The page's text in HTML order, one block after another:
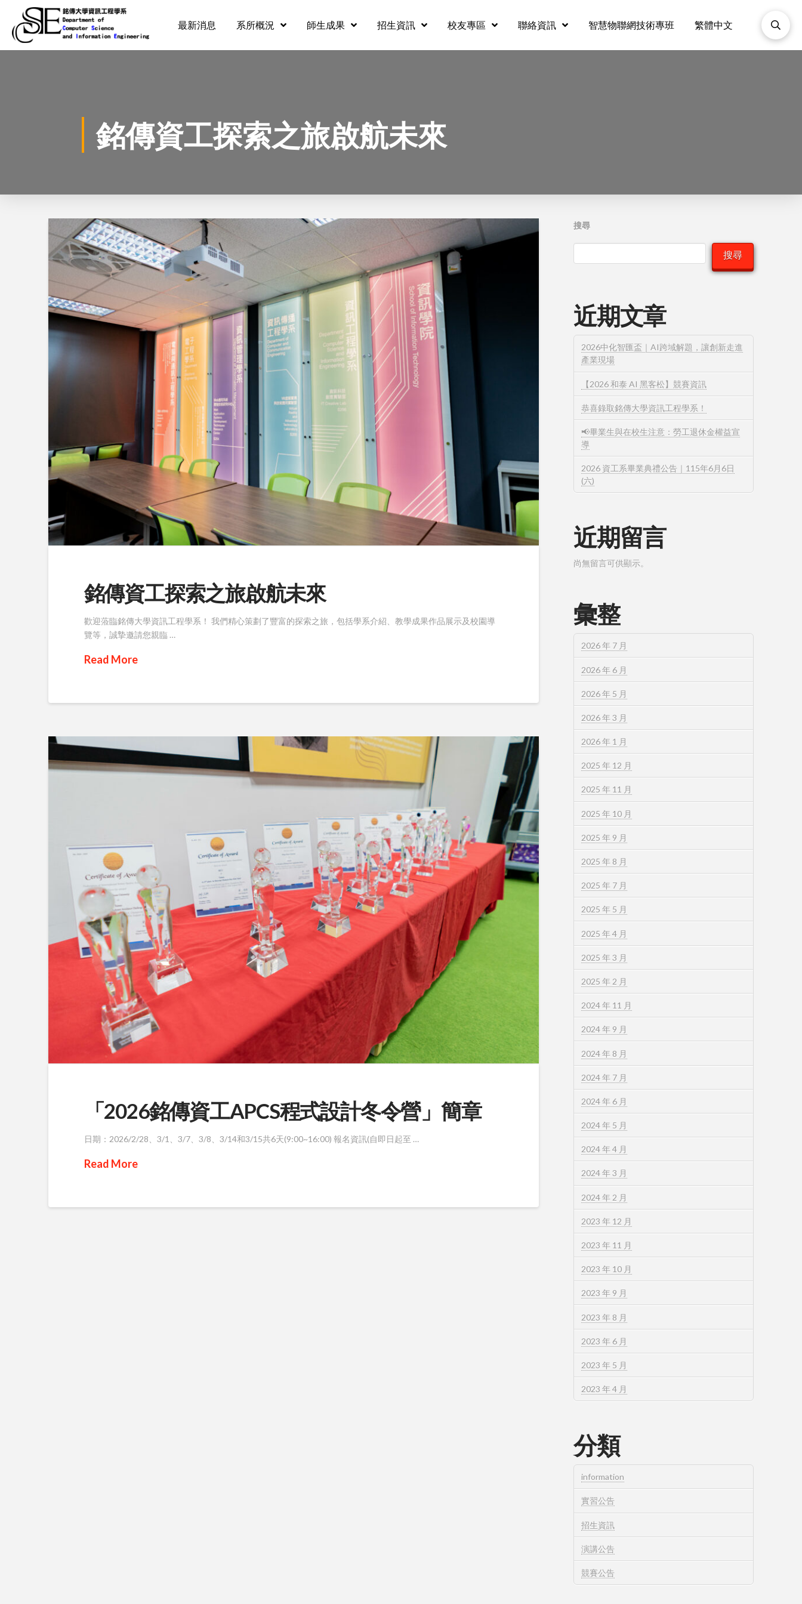
最新消息 系所概況 師生成果 招生資訊 校友專區 聯絡資訊 智慧物聯網技術專班 繁體中文
銘傳資工探索之旅啟航未來
銘傳資工探索之旅啟航未來
歡迎蒞臨銘傳大學資訊工程學系！ 我們精心策劃了豐富的探索之旅，包括學系介紹、教學成果作品展示及校園導
覽等，誠摯邀請您親臨 …
Read More
「2026銘傳資工APCS程式設計冬令營」簡章
日期：2026/2/28、3/1、3/7、3/8、3/14和3/15共6天(9:00~16:00) 報名資訊(自即日起至 …
Read More
搜尋
搜尋
近期文章
2026中化智匯盃｜AI跨域解題，讓創新走進
產業現場
【2026 和泰 AI 黑客松】競賽資訊
恭喜錄取銘傳大學資訊工程學系！
📢畢業生與在校生注意：勞工退休金權益宣
導
2026 資工系畢業典禮公告｜115年6月6日
(六)
近期留言
尚無留言可供顯示。
彙整
2026 年 7 月
2026 年 6 月
2026 年 5 月
2026 年 3 月
2026 年 1 月
2025 年 12 月
2025 年 11 月
2025 年 10 月
2025 年 9 月
2025 年 8 月
2025 年 7 月
2025 年 5 月
2025 年 4 月
2025 年 3 月
2025 年 2 月
2024 年 11 月
2024 年 9 月
2024 年 8 月
2024 年 7 月
2024 年 6 月
2024 年 5 月
2024 年 4 月
2024 年 3 月
2024 年 2 月
2023 年 12 月
2023 年 11 月
2023 年 10 月
2023 年 9 月
2023 年 8 月
2023 年 6 月
2023 年 5 月
2023 年 4 月
分類
information
實習公告
招生資訊
演講公告
競賽公告